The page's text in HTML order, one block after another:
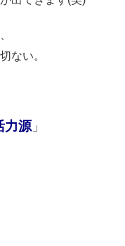
ない。
力源 」